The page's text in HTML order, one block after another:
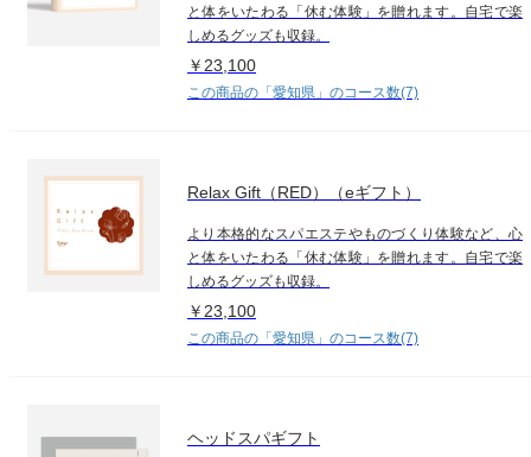
と体をいたわる「休む体験」を贈れます。自宅で楽
しめるグッズも収録。
￥23,100
この商品の「愛知県」のコース数(7)
Relax Gift（RED）（eギフト）
より本格的なスパエステやものづくり体験など、心
と体をいたわる「休む体験」を贈れます。自宅で楽
しめるグッズも収録。
￥23,100
この商品の「愛知県」のコース数(7)
ヘッドスパギフト